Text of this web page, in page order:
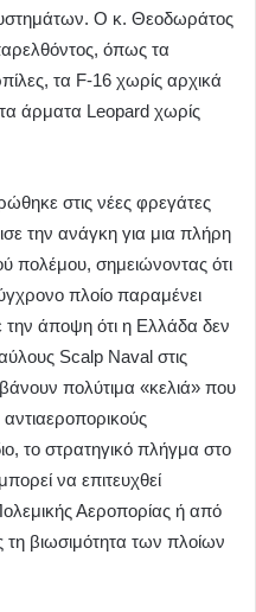
Ο κ. Θεοδωράτος
όπως τα
τα F-16 χωρίς αρχικά
άρματα Leopard χωρίς
στις νέες φρεγάτες
την ανάγκη για μια πλήρη
πολέμου, σημειώνοντας ότι
πλοίο παραμένει
άποψη ότι η Ελλάδα δεν
Scalp Naval στις
πολύτιμα «κελιά» που
το στρατηγικό πλήγμα στο
να επιτευχθεί
Αεροπορίας ή από
βιωσιμότητα των πλοίων